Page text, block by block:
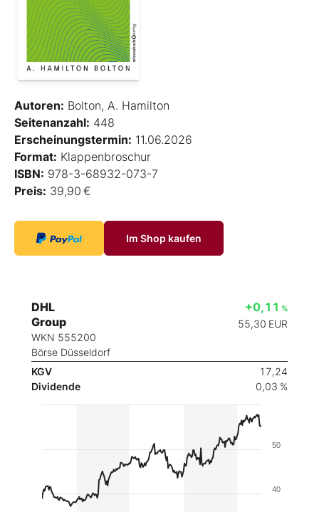
Autoren: Bolton, A. Hamilton
Seitenanzahl: 448
Erscheinungstermin: 11.06.2026
Format: Klappenbroschur
ISBN: 978-3-68932-073-7
Preis: 39,90 €
Im Shop kaufen
DHL
Group
WKN 555200
Börse Düsseldorf
+0,11 %
55,30 EUR
KGV
17,24
Dividende
0,03 %
40
50